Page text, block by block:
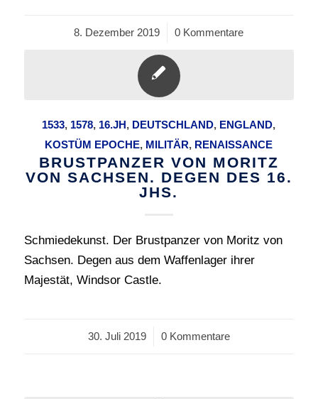
8. Dezember 2019
/ 0 Kommentare
1533, 1578, 16.JH, DEUTSCHLAND, ENGLAND,
KOSTÜM EPOCHE, MILITÄR, RENAISSANCE
BRUSTPANZER VON MORITZ
VON SACHSEN. DEGEN DES 16.
JHS.
Schmiedekunst. Der Brustpanzer von Moritz von
Sachsen. Degen aus dem Waffenlager ihrer
Majestät, Windsor Castle.
30. Juli 2019
/ 0 Kommentare